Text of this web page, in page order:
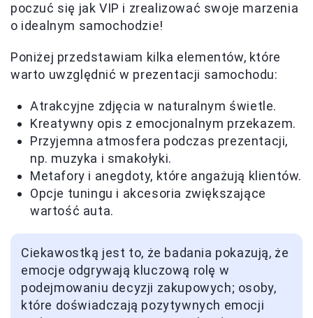
poczuć się jak VIP i zrealizować swoje marzenia
o idealnym samochodzie!
Poniżej przedstawiam kilka elementów, które
warto uwzględnić w prezentacji samochodu:
Atrakcyjne zdjęcia w naturalnym świetle.
Kreatywny opis z emocjonalnym przekazem.
Przyjemna atmosfera podczas prezentacji,
np. muzyka i smakołyki.
Metafory i anegdoty, które angażują klientów.
Opcje tuningu i akcesoria zwiększające
wartość auta.
Ciekawostką jest to, że badania pokazują, że
emocje odgrywają kluczową rolę w
podejmowaniu decyzji zakupowych; osoby,
które doświadczają pozytywnych emocji